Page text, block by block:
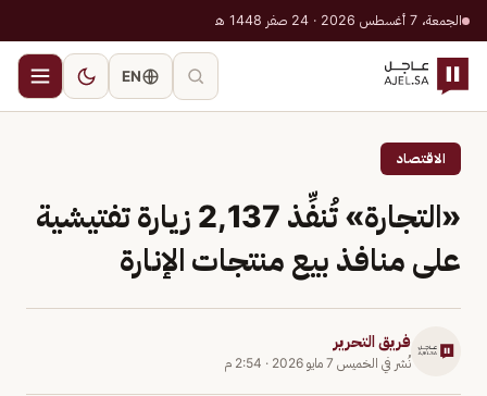
الجمعة، 7 أغسطس 2026 · 24 صفر 1448 هـ
EN
الاقتصاد
«التجارة» تُنفِّذ 2,137 زيارة تفتيشية
على منافذ بيع منتجات الإنارة
فريق التحرير
نُشر في الخميس 7 مايو 2026 · 2:54 م